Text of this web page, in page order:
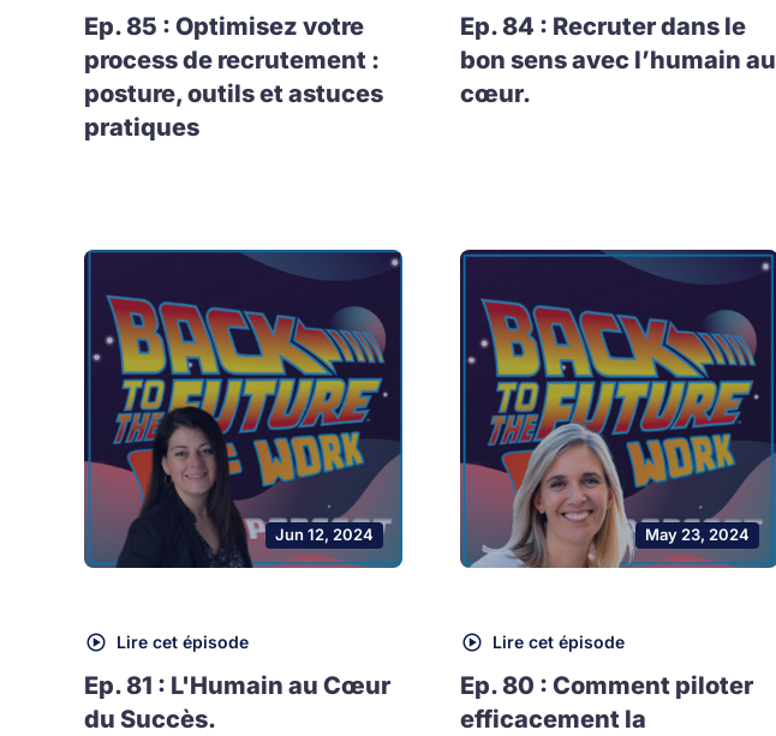
Ep. 85 : Optimisez votre
process de recrutement :
posture, outils et astuces
pratiques
Ep. 84 : Recruter dans le
bon sens avec l’humain au
cœur.
Jun 12, 2024
Lire cet épisode
Ep. 81 : L'Humain au Cœur
du Succès.
May 23, 2024
Lire cet épisode
Ep. 80 : Comment piloter
efficacement la